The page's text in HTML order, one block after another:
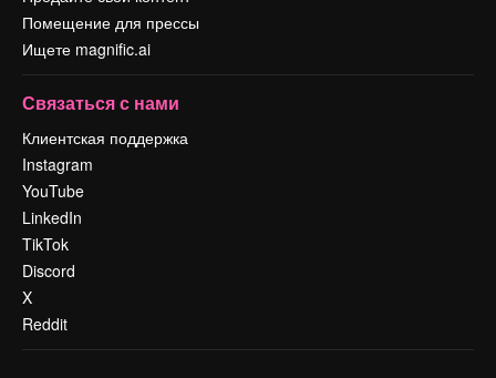
Помещение для прессы
Ищете magnific.ai
Связаться с нами
Клиентская поддержка
Instagram
YouTube
LinkedIn
TikTok
Discord
X
Reddit